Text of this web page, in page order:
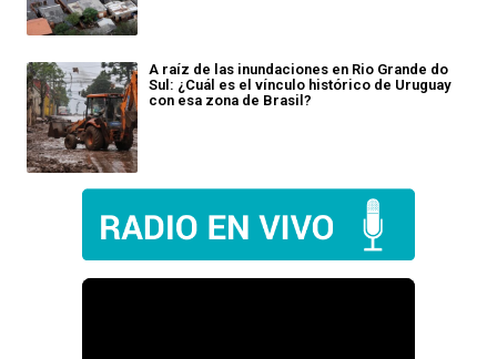
A raíz de las inundaciones en Rio Grande do
Sul: ¿Cuál es el vínculo histórico de Uruguay
con esa zona de Brasil?